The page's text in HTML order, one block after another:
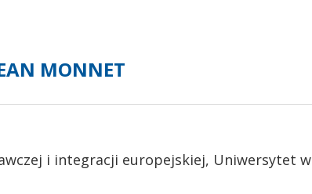
MONNET
i integracji europejskiej, Uniwersytet w